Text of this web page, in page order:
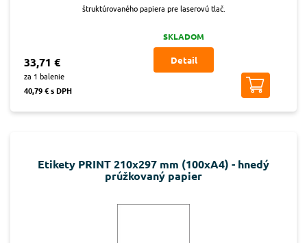
štruktúrovaného papiera pre laserovú tlač.
33,71 €
za 1 balenie
40,79 € s DPH
SKLADOM
Detail
Etikety PRINT 210x297 mm (100xA4) - hnedý
prúžkovaný papier